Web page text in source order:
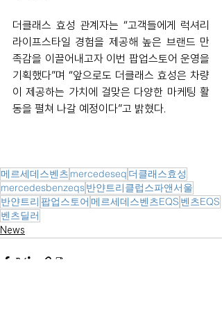
더클래스 효성 관계자는 “고객들에게 럭셔리
라이프스타일 경험을 제공해 높은 브랜드 만
족감을 이끌어내고자 이번 팝업스토어 운영을
기획했다”며 “앞으로도 더클래스 효성은 차량
이 제공하는 가치에 걸맞은 다양한 마케팅 활
동을 펼쳐 나갈 예정이다”고 밝혔다.
메르세데스벤츠 mercedeseq 더클래스효성
mercedesbenzeqs반얀트리클럽스파앤서울
반얀트리 팝업스토어 메르세데스벤츠EQS 벤츠EQS
벤츠딜러
News